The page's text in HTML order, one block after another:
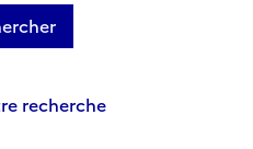
recherche